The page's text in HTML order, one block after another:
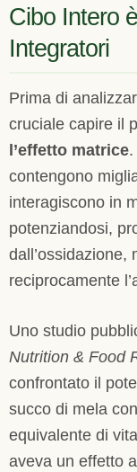
Cibo Intero
Integratori
Prima di
cruciale capire il
l’effetto matrice
contengono
interagiscono in
potenziandosi,
dall’ossidazione,
reciprocamente
Uno studio
Nutrition & Food
confrontato il
succo di mela
equivalente di
aveva un effetto